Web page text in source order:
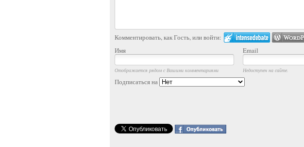
Комментировать, как Гость, или войти:
Имя
Email
Отображается рядом с Вашими комментариями Недоступен на сайте.
Подписаться на